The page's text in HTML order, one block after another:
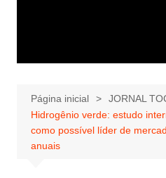
Página inicial
JORNAL
Hidrogênio verde: estudo
como possível líder de
anuais